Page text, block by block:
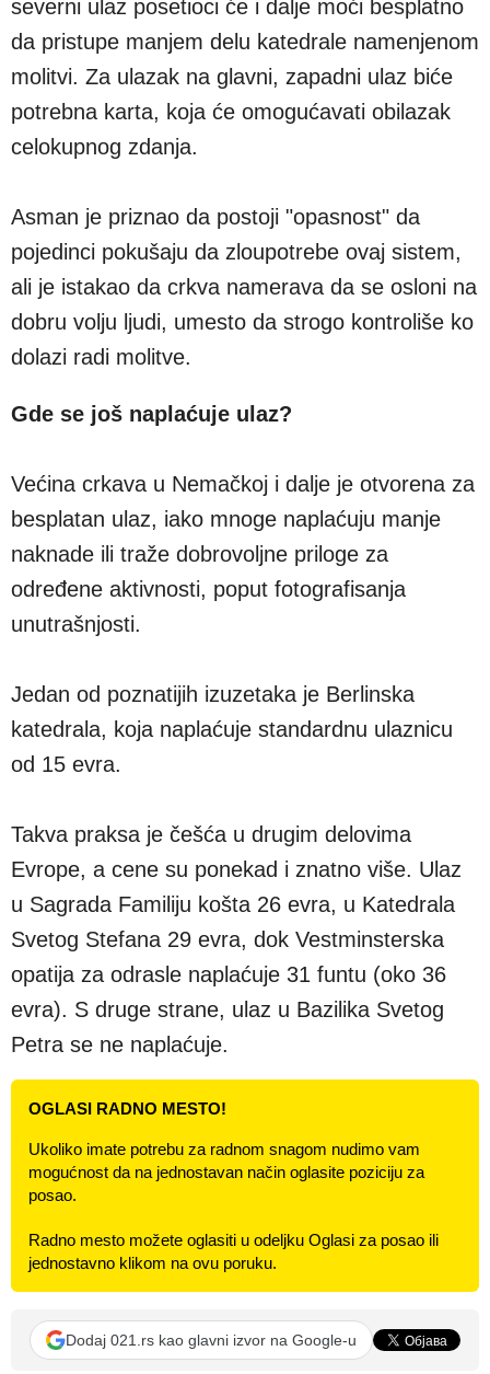
severni ulaz posetioci će i dalje moći besplatno
da pristupe manjem delu katedrale namenjenom
molitvi. Za ulazak na glavni, zapadni ulaz biće
potrebna karta, koja će omogućavati obilazak
celokupnog zdanja.
Asman je priznao da postoji "opasnost" da
pojedinci pokušaju da zloupotrebe ovaj sistem,
ali je istakao da crkva namerava da se osloni na
dobru volju ljudi, umesto da strogo kontroliše ko
dolazi radi molitve.
Gde se još naplaćuje ulaz?
Većina crkava u Nemačkoj i dalje je otvorena za
besplatan ulaz, iako mnoge naplaćuju manje
naknade ili traže dobrovoljne priloge za
određene aktivnosti, poput fotografisanja
unutrašnjosti.
Jedan od poznatijih izuzetaka je Berlinska
katedrala, koja naplaćuje standardnu ulaznicu
od 15 evra.
Takva praksa je češća u drugim delovima
Evrope, a cene su ponekad i znatno više. Ulaz
u Sagrada Familiju košta 26 evra, u Katedrala
Svetog Stefana 29 evra, dok Vestminsterska
opatija za odrasle naplaćuje 31 funtu (oko 36
evra). S druge strane, ulaz u Bazilika Svetog
Petra se ne naplaćuje.
OGLASI RADNO MESTO!
Ukoliko imate potrebu za radnom snagom nudimo vam
mogućnost da na jednostavan način oglasite poziciju za
posao.
Radno mesto možete oglasiti u odeljku Oglasi za posao ili
jednostavno klikom na ovu poruku.
Dodaj 021.rs kao glavni izvor na Google-u